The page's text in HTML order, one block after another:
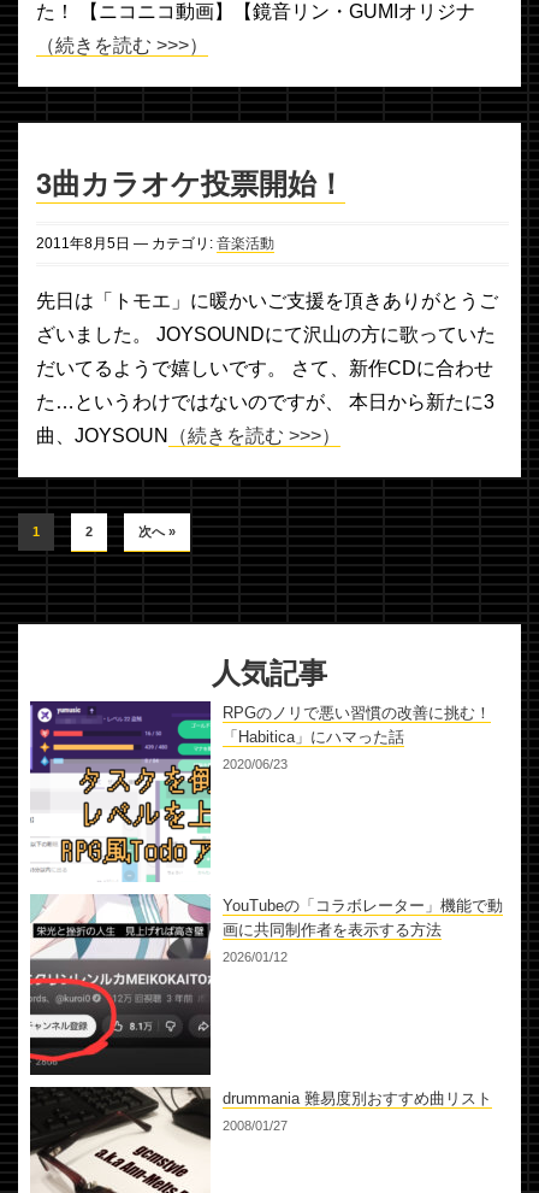
た！ 【ニコニコ動画】【鏡音リン・GUMIオリジナ
（続きを読む >>>）
3曲カラオケ投票開始！
2011年8月 5日 — カテゴリ: 音楽活動
先日は「トモエ」に暖かいご支援を頂きありがとうご
ざいました。 JOYSOUNDにて沢山の方に歌っていた
だいてるようで嬉しいです。 さて、新作CDに合わせ
た…というわけではないのですが、 本日から新たに3
曲、JOYSOUN
（続きを読む >>>）
1 2 次へ »
人気記事
RPGのノリで悪い習慣の改善に挑む！
「Habitica」にハマった話
2020/06/23
YouTubeの「コラボレーター」機能で動
画に共同制作者を表示する方法
2026/01/12
drummania 難易度別おすすめ曲リスト
2008/01/27